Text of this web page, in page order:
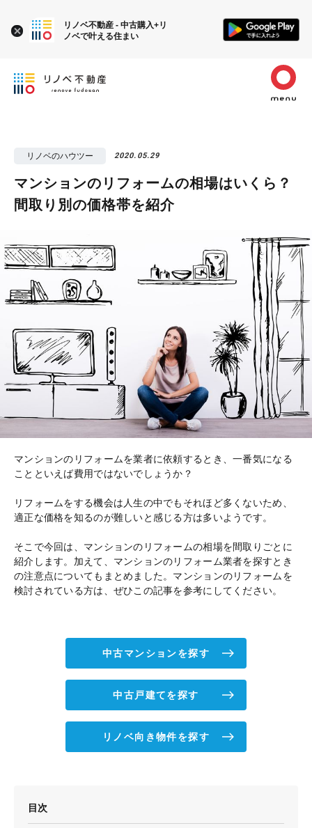
リノベのハウツー 2020.05.29
マンションのリフォームの相場はいくら？
間取り別の価格帯を紹介
マンションのリフォームを業者に依頼するとき、一番気になる
ことといえば費用ではないでしょうか？
リフォームをする機会は人生の中でもそれほど多くないため、
適正な価格を知るのが難しいと感じる方は多いようです。
そこで今回は、マンションのリフォームの相場を間取りごとに
紹介します。加えて、マンションのリフォーム業者を探すとき
の注意点についてもまとめました。マンションのリフォームを
検討されている方は、ぜひこの記事を参考にしてください。
中古マンションを探す
中古戸建てを探す
リノベ向き物件を探す
目次
リノベ不動産 - 中古購入+リ
ノベで叶える住まい